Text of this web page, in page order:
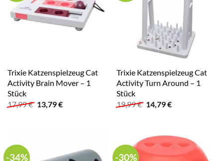
Trixie Katzenspielzeug Cat
Activity Brain Mover – 1
Stück
17,99€ Ursprünglicher
13,79€Aktueller
Trixie Katzenspielzeug Cat
Activity Turn Around – 1
Stück
19,99€ Ursprünglicher
14,79€Aktueller
-34% -30%